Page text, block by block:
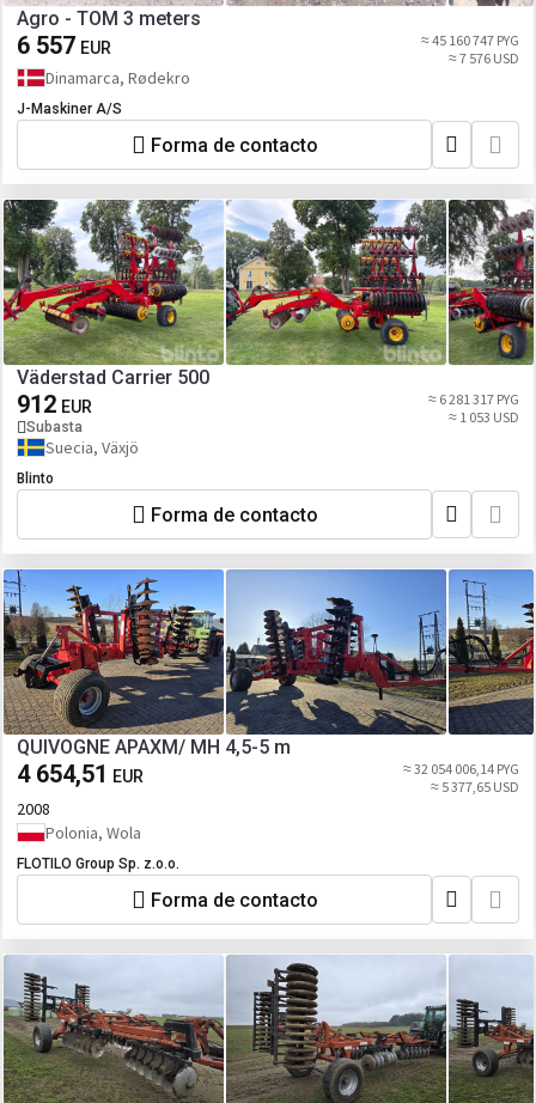
Agro - TOM 3 meters
6 557 EUR
≈ 45 160 747 PYG
≈ 7 576 USD
Dinamarca, Rødekro
J-Maskiner A/S
Forma de contacto
Väderstad Carrier 500
912 EUR
Subasta
≈ 6 281 317 PYG
≈ 1 053 USD
Suecia, Växjö
Blinto
Forma de contacto
QUIVOGNE APAXM/ MH 4,5-5 m
4 654,51 EUR
≈ 32 054 006,14 PYG
≈ 5 377,65 USD
2008
Polonia, Wola
FLOTILO Group Sp. z.o.o.
Forma de contacto